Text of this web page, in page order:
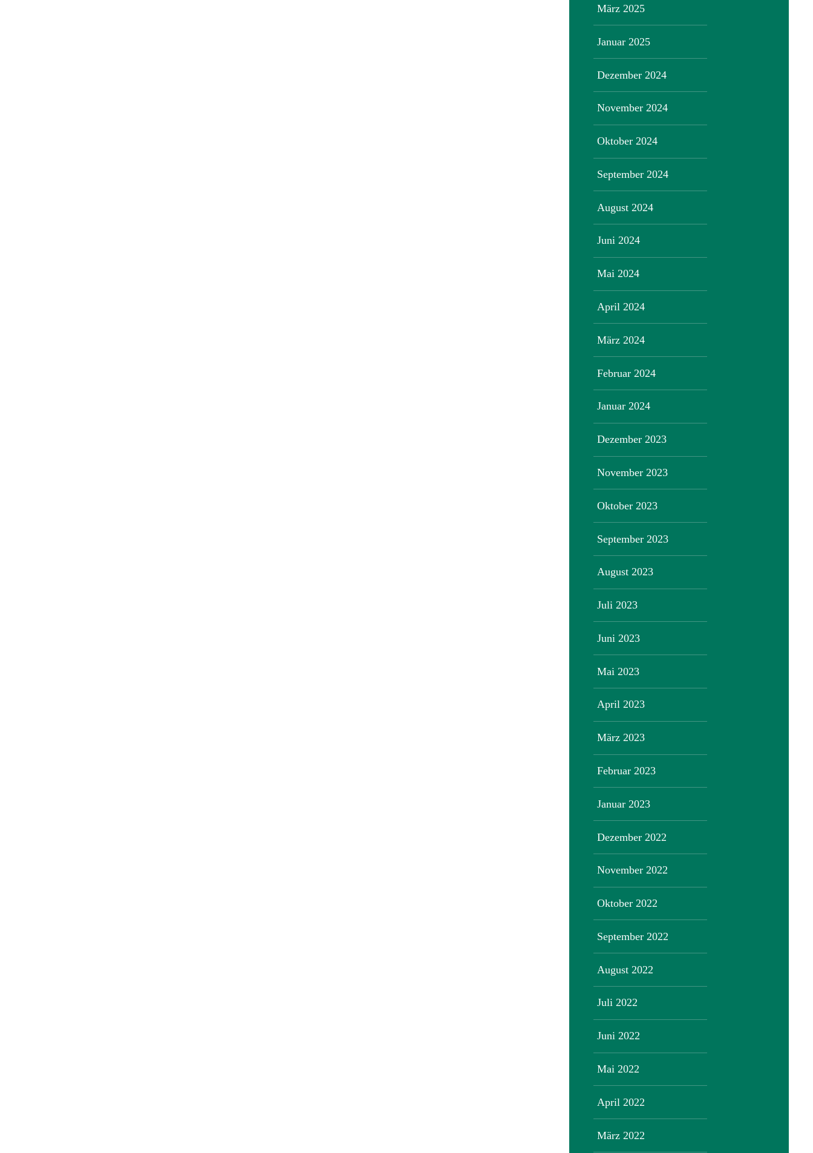
März 2025
Januar 2025
Dezember 2024
November 2024
Oktober 2024
September 2024
August 2024
Juni 2024
Mai 2024
April 2024
März 2024
Februar 2024
Januar 2024
Dezember 2023
November 2023
Oktober 2023
September 2023
August 2023
Juli 2023
Juni 2023
Mai 2023
April 2023
März 2023
Februar 2023
Januar 2023
Dezember 2022
November 2022
Oktober 2022
September 2022
August 2022
Juli 2022
Juni 2022
Mai 2022
April 2022
März 2022